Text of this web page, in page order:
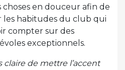
choses en douceur afin de
les habitudes du club qui
compter sur des
exceptionnels.
de mettre l’accent